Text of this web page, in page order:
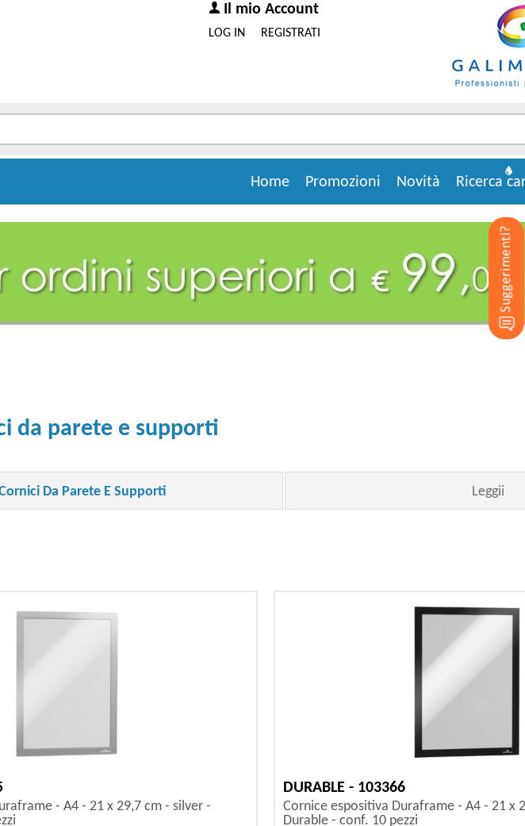
Il mio Account
REGISTRATI
LOG IN
Ricerca
Novità
Promozioni
Home
da parete e supporti
Da Parete E Supporti Leggii
- A4 - 21 x 29,7 cm - silver -
DURABLE - 103366
Cornice espositiva Duraframe - A4 - 21 x
Durable - conf. 10 pezzi